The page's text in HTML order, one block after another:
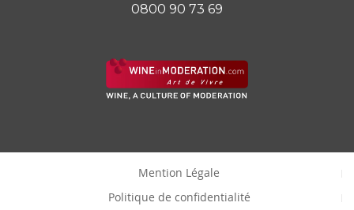
0800 90 73 69
Mention Légale
Politique de confidentialité